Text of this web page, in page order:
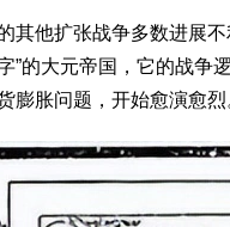
其他扩张战争多数进展
”的大元帝国，它的战争
膨胀问题，开始愈演愈烈